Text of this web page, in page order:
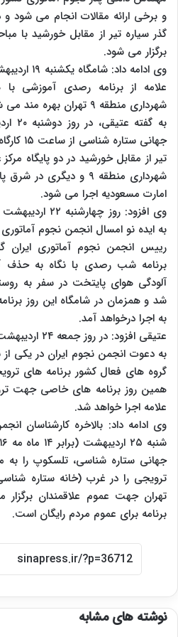
و برخی ارائه مقالات انجام می شود
گذر سیاره تیر از مقابل خورشید با
برگزار می شود.
وی ادامه
علامه از برنامه رصدی آموزشی
شهرداری منطقه ۹ تهران بهره مند می شوند.
به
جهانی
تیر از مقابل خورشید در دو پایگاه
شهرداری منطقه ۹ و
امارت مسعودیه اجرا می شود.
وی افزود: روز
به ایده نو امسال انجمن نجوم آماتوری
برنامه شب رصدی با نگاه به حذف
آلودگی هوای پایتخت در سفر به
شد و همزمان در شامگاه این روز
به اجرا درخواهد آمد.
عتیقی افزود:
به دعوت انجمن نجوم ایران در یکی
گروه های فعال کشور برنامه های
همین روز برنامه های خاصی جهت
علامه اجرا خواهد شد.
وی ادامه داد: بالاخره کارشناسان
جهانی ستاره شناسی، تلسکوپ را به
ترویجی را در غرب (خانه ستاره
تهران جهت عموم علاقمندان
برنامه برای عموم مردم رایگان است.
نوشته های مشابه